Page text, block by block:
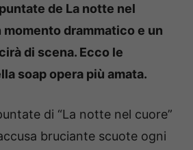
de La notte nel
momento drammatico e un
di scena. Ecco le
soap opera più amata.
di “La notte nel cuore”
bruciante scuote ogni